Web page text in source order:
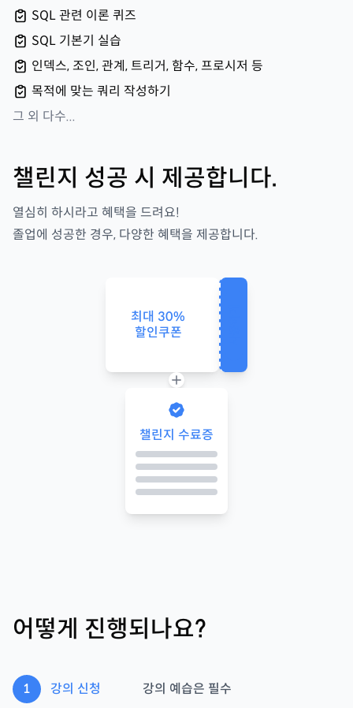
SQL 관련 이론 퀴즈
SQL 기본기 실습
인덱스, 조인, 관계, 트리거, 함수, 프로시저 등
목적에 맞는 쿼리 작성하기
그 외 다수...
챌린지 성공 시 제공합니다.
열심히 하시라고 혜택을 드려요!
졸업에 성공한 경우, 다양한 혜택을 제공합니다.
최대 30%
할인쿠폰
챌린지 수료증
어떻게 진행되나요?
1 강의 신청 강의 예습은 필수